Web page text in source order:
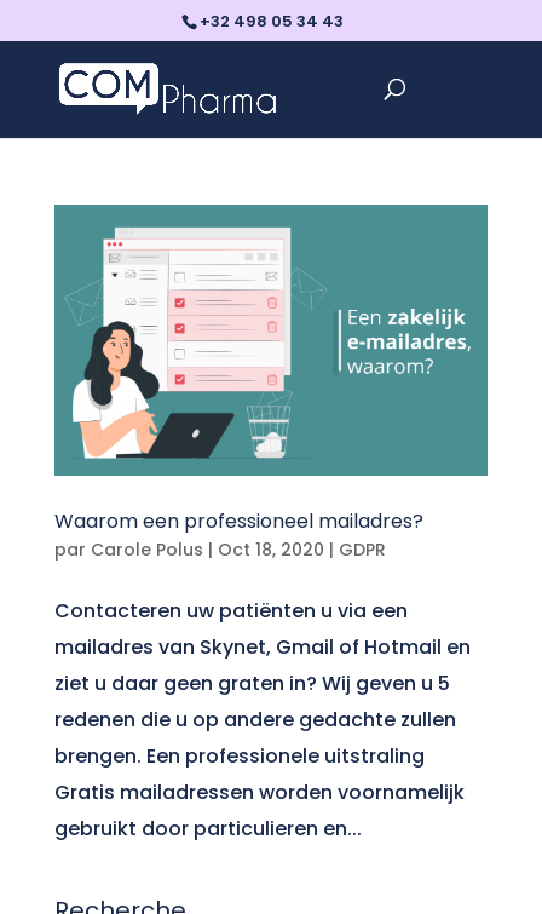
+32 498 05 34 43
Waarom een professioneel mailadres?
par Carole Polus | Oct 18, 2020 | GDPR
Contacteren uw patiënten u via een
mailadres van Skynet, Gmail of Hotmail en
ziet u daar geen graten in? Wij geven u 5
redenen die u op andere gedachte zullen
brengen. Een professionele uitstraling
Gratis mailadressen worden voornamelijk
gebruikt door particulieren en...